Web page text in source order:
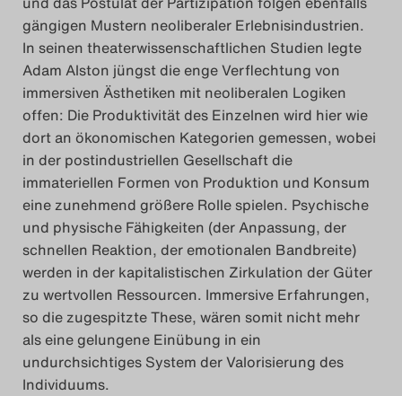
gängigen Mustern neoliberaler Erlebnisindustrien.
In seinen theaterwissenschaftlichen Studien legte
Adam Alston jüngst die enge Verflechtung von
immersiven Ästhetiken mit neoliberalen Logiken
offen: Die Produktivität des Einzelnen wird hier wie
dort an ökonomischen Kategorien gemessen, wobei
in der postindustriellen Gesellschaft die
immateriellen Formen von Produktion und Konsum
eine zunehmend größere Rolle spielen. Psychische
und physische Fähigkeiten (der Anpassung, der
schnellen Reaktion, der emotionalen Bandbreite)
werden in der kapitalistischen Zirkulation der Güter
zu wertvollen Ressourcen. Immersive Erfahrungen,
so die zugespitzte These, wären somit nicht mehr
als eine gelungene Einübung in ein
undurchsichtiges System der Valorisierung des
Individuums.